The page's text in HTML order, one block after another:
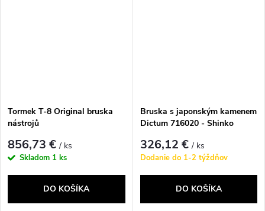
Tormek T-8 Original bruska
nástrojů
856,73 €/ ks
Skladom 1 ks
DO KOŠÍKA
Bruska s japonským kamenem
Dictum 716020 - Shinko
included
326,12 €/ ks
Dodanie do 1-2 týždňov
DO KOŠÍKA